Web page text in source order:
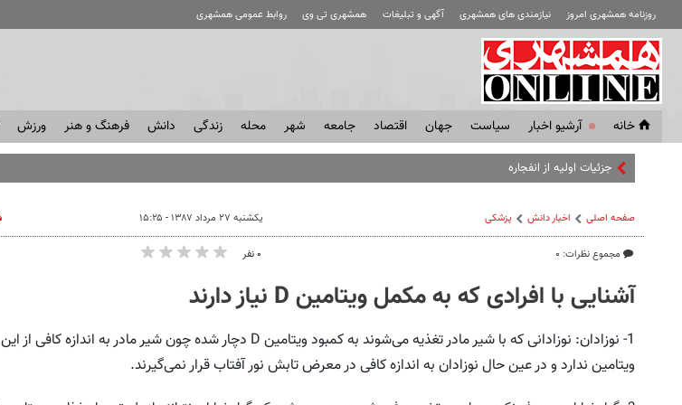
روزنامه همشهری امروز نیازمندی های همشهری آگهی و تبلیغات همشهری تی وی روابط عمومی همشهری
خانه آرشیو اخبار سياست جهان اقتصاد جامعه شهر محله زندگی دانش فرهنگ و هنر ورزش
جزئیات اولیه از انفجارهای قشم
صفحه اصلی اخبار دانش پزشکی
مجموع نظرات: ۰
یکشنبه ۲۷ مرداد ۱۳۸۷ - ۱۵:۲۵
۰ نفر
آشنایی با افرادی که به مکمل ویتامین D نیاز دارند
1- نوزادان: نوزادانی که با شیر مادر تغذیه می‌‌شوند به کمبود ویتامین D دچار شده چون شیر مادر به اندازه کافی از این
ویتامین ندارد و در عین حال نوزادان به اندازه کافی در معرض تابش نور آفتاب قرار نمی‌گیرند.کنترل اوضاع از دست ترامپ